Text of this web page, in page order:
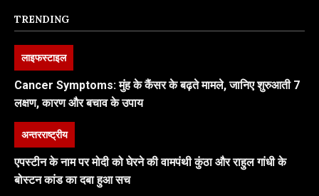
TRENDING
लाइफस्टाइल
Cancer Symptoms: मुंह के कैंसर के बढ़ते मामले, जानिए शुरुआती 7
लक्षण, कारण और बचाव के उपाय
अन्तरराष्ट्रीय
एपस्टीन के नाम पर मोदी को घेरने की वामपंथी कुंठा और राहुल गांधी के
बोस्टन कांड का दबा हुआ सच